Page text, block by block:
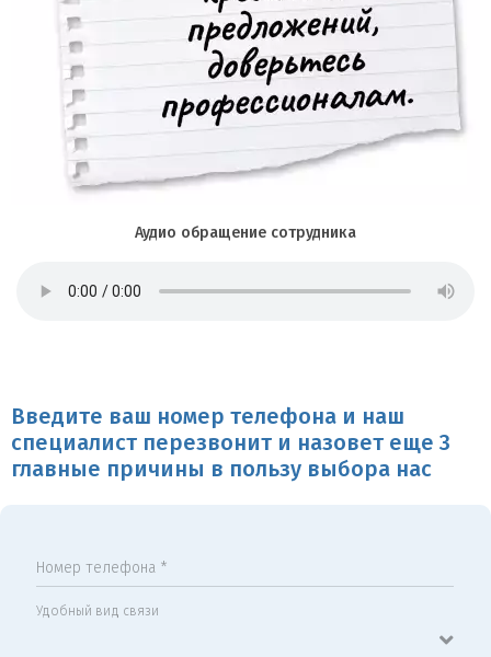
Аудио обращение сотрудника
Введите ваш номер телефона и наш
специалист перезвонит и назовет еще 3
главные причины в пользу выбора нас
Номер телефона *
Удобный вид связи